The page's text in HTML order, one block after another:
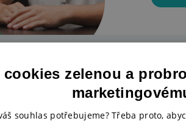
cookies zelenou a
souhlas potřebujeme? Třeba proto,